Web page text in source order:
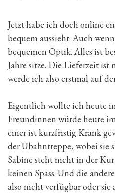
Jetzt habe ich doch online
bequem aussieht. Auch
bequemen Optik. Alles ist
Jahre sitze. Die Lieferzeit ist
werde ich also erstmal auf
Eigentlich wollte ich heute
Freundinnen würde heute
einer ist kurzfristig Krank
der Ubahntreppe, wobei sie
Sabine steht nicht in der
keinen Spass. Und die
also nicht verfügbar oder